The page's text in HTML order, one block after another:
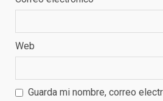
Web
Guarda mi nombre, correo